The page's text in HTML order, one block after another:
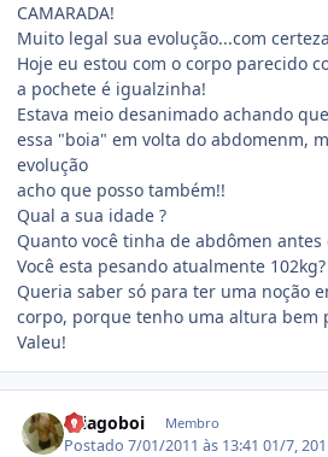
CAMARADA!
Muito legal sua evolução...com
Hoje eu estou com o corpo parecido
a pochete é igualzinha!
Estava meio desanimado achando
essa "boia" em volta do abdomenm,
evolução
acho que posso também!!
Qual a sua idade ?
Quanto você tinha de abdômen
Você esta pesando atualmente 102kg?
Queria saber só para ter uma noção
corpo, porque tenho uma altura bem
Valeu!
thiagoboi Membro
Postado7/01/2011 às 13:4101/7,